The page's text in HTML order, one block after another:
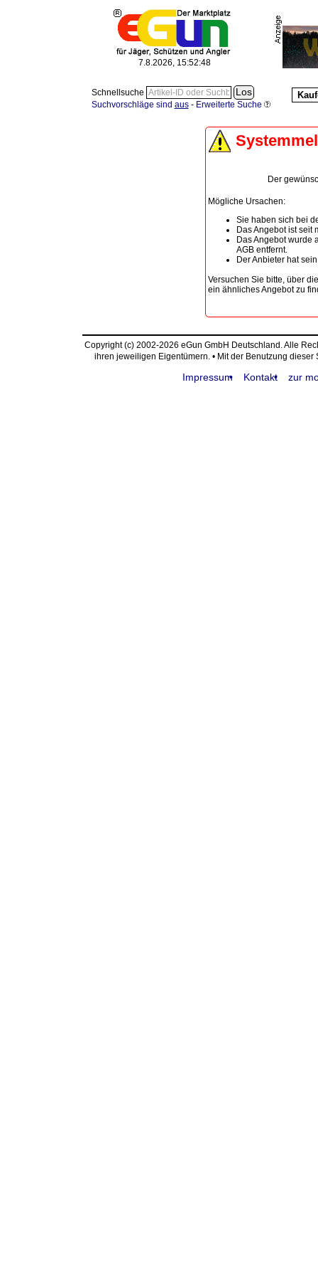
7.8.2026, 15:52:48
Schnellsuche
Suchvorschläge sind aus- Erweiterte Suche
Der
Mögliche Ursachen:
Sie haben sich bei
Das Angebot ist seit
Das Angebot wurde
AGB entfernt.
Der Anbieter hat
Versuchen Sie bitte, über
ein ähnliches Angebot zu
Copyright (c) 2002-2026 eGun GmbH Deutschland. Alle
ihren jeweiligen Eigentümern. • Mit der Benutzung
Impressum Kontakt zur